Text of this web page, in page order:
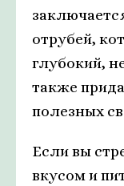
отрубей,
глубокий,
также
полезных
Если вы
вкусом и